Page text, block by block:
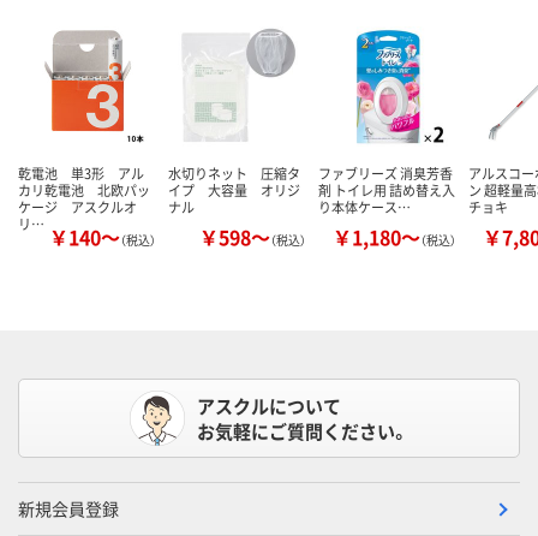
乾電池 単3形 アル
カリ乾電池 北欧パッ
ケージ アスクルオ
リ… ￥140～（税込）
水切りネット 圧縮タ
イプ 大容量 オリジ
ナル
￥598～（税込）
ファブリーズ 消臭芳香
剤 トイレ用 詰め替え入
り本体ケース…
￥1,180～（税込）
アルスコ
ン 超軽量
チョキ
￥
アスクルについて
お気軽にご質問ください。
新規会員登録